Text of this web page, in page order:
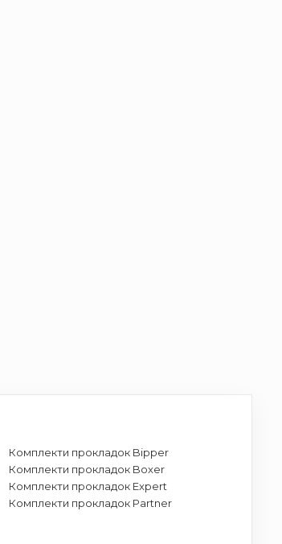
Комплекти прокладок Bipper
Комплекти прокладок Boxer
Комплекти прокладок Expert
Комплекти прокладок Partner